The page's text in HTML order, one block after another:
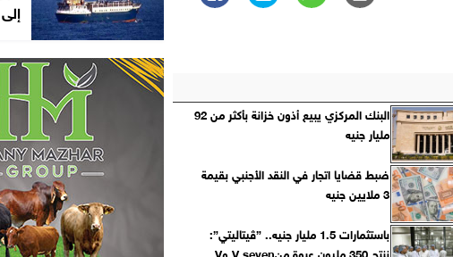
البنك المركزي يبيع أذون خزانة بأكثر من 92
مليار جنيه
ضبط قضايا اتجار في النقد الأجنبي بقيمة
3 ملايين جنيه
باستثمارات 1.5 مليار جنيه.. ”ڤيتاليتي”: